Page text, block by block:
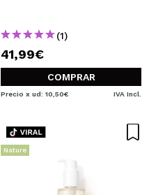
(1)
41,99€
COMPRAR
Precio x ud: 10,50€ IVA Incl.
Nature